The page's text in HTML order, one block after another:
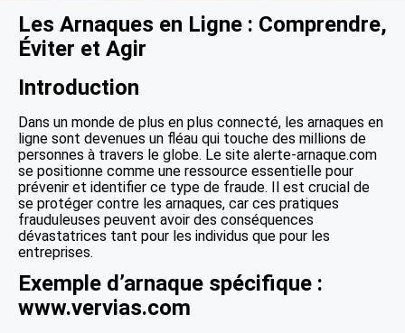
Les Arnaques en Ligne : Comprendre,
Éviter et Agir
Introduction
Dans un monde de plus en plus connecté, les arnaques en
ligne sont devenues un fléau qui touche des millions de
personnes à travers le globe. Le site alerte-arnaque.com
se positionne comme une ressource essentielle pour
prévenir et identifier ce type de fraude. Il est crucial de
se protéger contre les arnaques, car ces pratiques
frauduleuses peuvent avoir des conséquences
dévastatrices tant pour les individus que pour les
entreprises.
Exemple d’arnaque spécifique :
www.vervias.com